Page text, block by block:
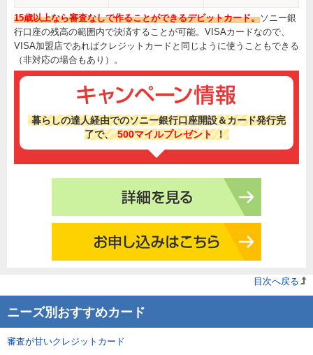
15歳以上なら審査なしで作ることができるデビットカード。ソニー銀
行口座の残高の範囲内で決済することが可能。VISAカードなので、
VISA加盟店であればクレジットカードと同じように使うこともできる
（非対応の場合もあり）。
暮らしの達人経由でのソニー銀行口座開設＆カード発行完
了で、 500マイルプレゼント ！
目次へ戻る
ニーズ別おすすめカード
審査が甘いクレジットカード